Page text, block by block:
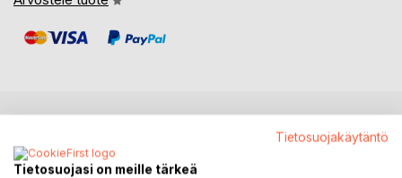
Tietosuojakäytäntö
Tietosuojasi on meille tärkeä